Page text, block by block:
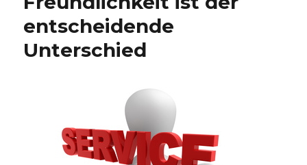
entscheidende
Unterschied